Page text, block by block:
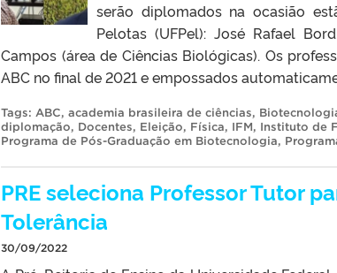
serão diplomados na ocasião
Pelotas (UFPel): José Rafael
Campos (área de Ciências Biológicas). Os
ABC no final de 2021 e empossados
Tags: ABC, academia brasileira de ciências,
diplomação, Docentes, Eleição, Física, IFM, Instituto de
Programa de Pós-Graduação em Biotecnologia,
PRE seleciona Professor Tutor
Tolerância
30/09/2022